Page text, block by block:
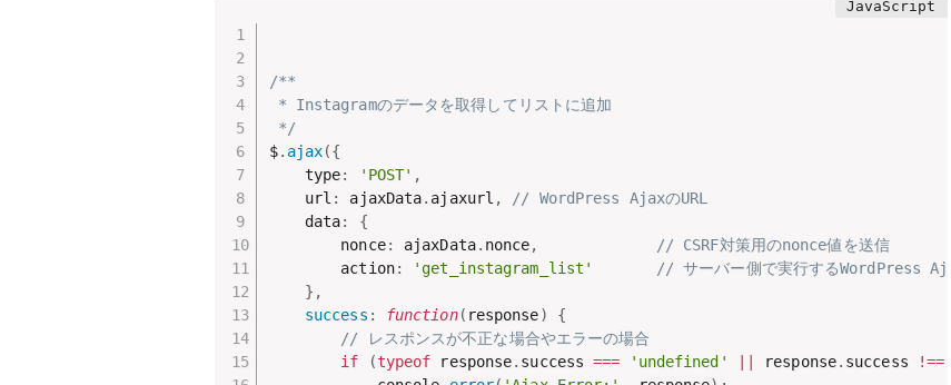
/**
* Instagramのデータを取得してリストに追加
*/
$. ajax({
    type
: 'POST' ,
    url
: ajaxData. ajaxurl ,
// WordPress AjaxのURL
    data
:
{
        nonce
: ajaxData. nonce,
// CSRF対策用のnonce値を送信
        action
: 'get_instagram_list'
// サーバー側で実行するWordPress
} ,
success : function( response)
{
// レスポンスが不正な場合やエラーの場合
if
(typeof response. success === 'undefined' || response. success !==